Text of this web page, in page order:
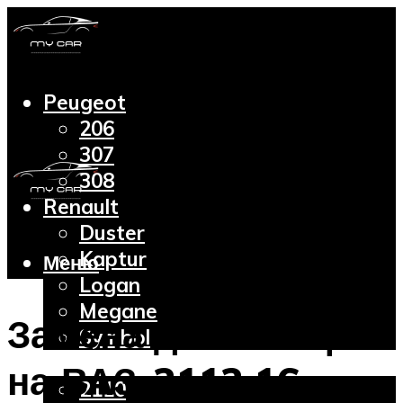
Peugeot
206
307
308
Renault
Duster
Kaptur
Logan
Megane
Symbol
Lada
2110
Меню
Замена датчика фаз
на ВАЗ-2112 16